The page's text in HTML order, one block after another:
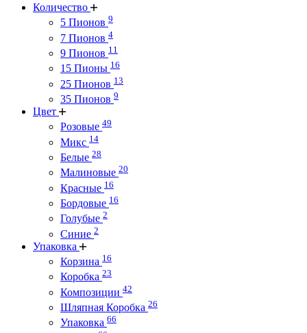
Количество
5 Пионов 9
7 Пионов 4
9 Пионов 11
15 Пионы 16
25 Пионов 13
35 Пионов 9
Цвет
Розовые 49
Микс 14
Белые 28
Малиновые 20
Красные 16
Бордовые 16
Голубые 2
Синие 2
Упаковка
Корзина 16
Коробка 23
Композиции 42
Шляпная Коробка 26
Упаковка 66